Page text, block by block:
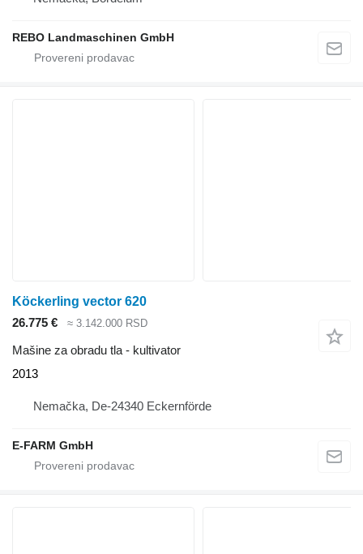
REBO Landmaschinen GmbH
Köckerling vector 620
26.775 €
≈ 3.142.000 RSD
Mašine za obradu tla - kultivator
2013
Nemačka, De-24340 Eckernförde
E-FARM GmbH